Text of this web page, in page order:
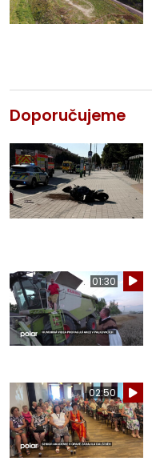
Doporučujeme
01:30
02:50